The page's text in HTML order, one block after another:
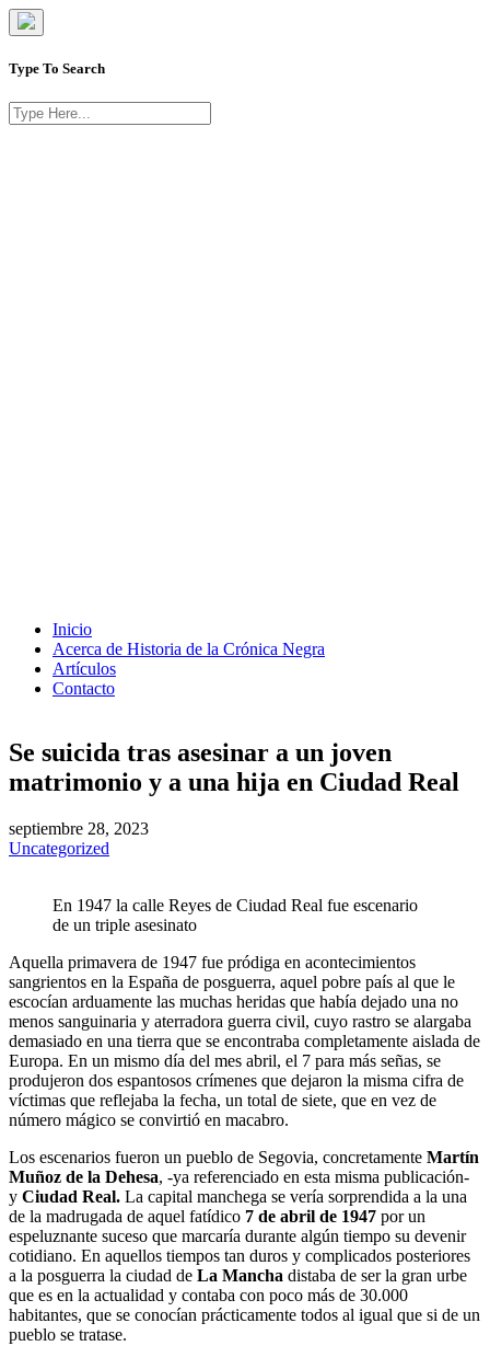
Type To Search
Inicio
Acerca de Historia de la Crónica Negra
Artículos
Contacto
Se suicida tras asesinar a un joven
matrimonio y a una hija en Ciudad Real
septiembre 28, 2023
Uncategorized
En 1947 la calle Reyes de Ciudad Real fue escenario
de un triple asesinato
Aquella primavera de 1947 fue pródiga en acontecimientos
sangrientos en la España de posguerra, aquel pobre país al que le
escocían arduamente las muchas heridas que había dejado una no
menos sanguinaria y aterradora guerra civil, cuyo rastro se alargaba
demasiado en una tierra que se encontraba completamente aislada de
Europa. En un mismo día del mes abril, el 7 para más señas, se
produjeron dos espantosos crímenes que dejaron la misma cifra de
víctimas que reflejaba la fecha, un total de siete, que en vez de
número mágico se convirtió en macabro.
Los escenarios fueron un pueblo de Segovia, concretamente Martín
Muñoz de la Dehesa, -ya referenciado en esta misma publicación-
y Ciudad Real. La capital manchega se vería sorprendida a la una
de la madrugada de aquel fatídico 7 de abril de 1947 por un
espeluznante suceso que marcaría durante algún tiempo su devenir
cotidiano. En aquellos tiempos tan duros y complicados posteriores
a la posguerra la ciudad de La Mancha distaba de ser la gran urbe
que es en la actualidad y contaba con poco más de 30.000
habitantes, que se conocían prácticamente todos al igual que si de un
pueblo se tratase.